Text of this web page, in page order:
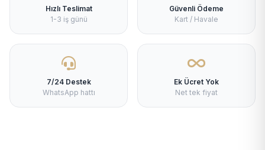
Hızlı Teslimat
1-3 iş günü
Güvenli Ödeme
Kart / Havale
7/24 Destek
WhatsApp hattı
Ek Ücret Yok
Net tek fiyat